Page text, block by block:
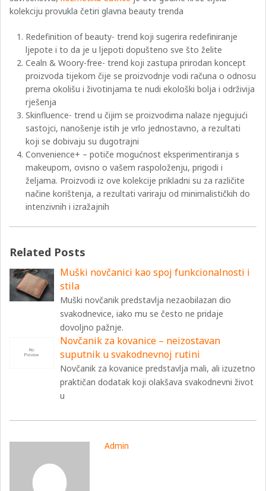
kolekciju provukla četiri glavna beauty trenda
Redefinition of beauty- trend koji sugerira redefiniranje
ljepote i to da je u ljepoti dopušteno sve što želite
Cealn & Woory-free- trend koji zastupa prirodan koncept
proizvoda tijekom čije se proizvodnje vodi računa o odnosu
prema okolišu i životinjama te nudi ekološki bolja i održivija
rješenja
Skinfluence- trend u čijim se proizvodima nalaze njegujući
sastojci, nanošenje istih je vrlo jednostavno, a rezultati
koji se dobivaju su dugotrajni
Convenience+ – potiče mogućnost eksperimentiranja s
makeupom, ovisno o vašem raspoloženju, prigodi i
željama. Proizvodi iz ove kolekcije prikladni su za različite
načine korištenja, a rezultati variraju od minimalističkih do
intenzivnih i izražajnih
Related Posts
Muški novčanici kao spoj funkcionalnosti i
stila
Muški novčanik predstavlja nezaobilazan dio
svakodnevice, iako mu se često ne pridaje
dovoljno pažnje.
Novčanik za kovanice – neizostavan
suputnik u svakodnevnoj rutini
Novčanik za kovanice predstavlja mali, ali izuzetno
praktičan dodatak koji olakšava svakodnevni život
u
Admin